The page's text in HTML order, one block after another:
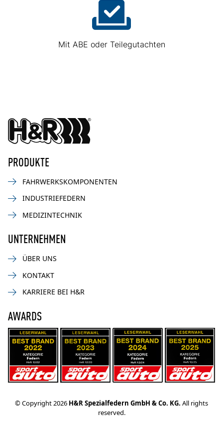
Mit ABE oder Teilegutachten
PRODUKTE
FAHRWERKSKOMPONENTEN
INDUSTRIEFEDERN
MEDIZINTECHNIK
UNTERNEHMEN
ÜBER UNS
KONTAKT
KARRIERE BEI H&R
AWARDS
© Copyright 2026 H&R Spezialfedern GmbH & Co. KG. All rights
reserved.